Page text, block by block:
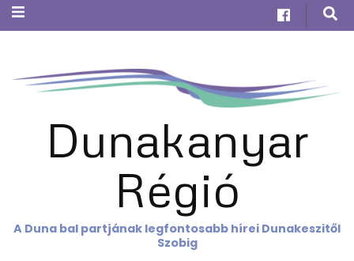
Dunakanyar
Régió
A Duna bal partjának legfontosabb hírei Dunakeszitől
Szobig